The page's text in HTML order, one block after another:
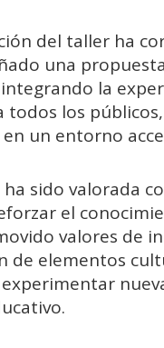
del taller ha
una
la
todos los
un entorno
ha sido valorada
el
valores de
de elementos